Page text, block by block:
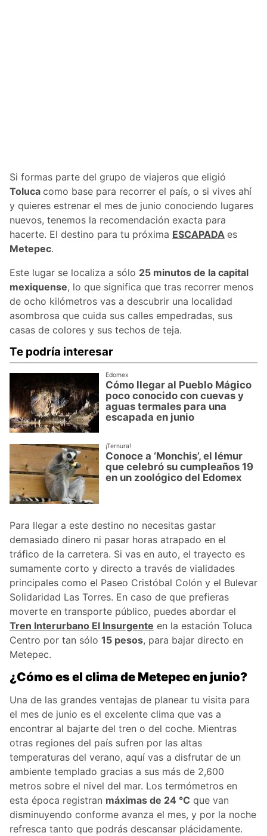
Si formas parte del grupo de viajeros que eligió
Toluca como base para recorrer el país, o si vives ahí
y quieres estrenar el mes de junio conociendo lugares
nuevos, tenemos la recomendación exacta para
hacerte. El destino para tu próxima ESCAPADA es
Metepec.
Este lugar se localiza a sólo 25 minutos de la capital
mexiquense, lo que significa que tras recorrer menos
de ocho kilómetros vas a descubrir una localidad
asombrosa que cuida sus calles empedradas, sus
casas de colores y sus techos de teja.
Te podría interesar
Edomex
Cómo llegar al Pueblo Mágico
poco conocido con cuevas y
aguas termales para una
escapada en junio
¡Ternura!
Conoce a ‘Monchis’, el lémur
que celebró su cumpleaños 19
en un zoológico del Edomex
Para llegar a este destino no necesitas gastar
demasiado dinero ni pasar horas atrapado en el
tráfico de la carretera. Si vas en auto, el trayecto es
sumamente corto y directo a través de vialidades
principales como el Paseo Cristóbal Colón y el Bulevar
Solidaridad Las Torres. En caso de que prefieras
moverte en transporte público, puedes abordar el
Tren Interurbano El Insurgente en la estación Toluca
Centro por tan sólo 15 pesos, para bajar directo en
Metepec.
¿Cómo es el clima de Metepec en junio?
Una de las grandes ventajas de planear tu visita para
el mes de junio es el excelente clima que vas a
encontrar al bajarte del tren o del coche. Mientras
otras regiones del país sufren por las altas
temperaturas del verano, aquí vas a disfrutar de un
ambiente templado gracias a sus más de 2,600
metros sobre el nivel del mar. Los termómetros en
esta época registran máximas de 24 °C que van
disminuyendo conforme avanza el mes, y por la noche
refresca tanto que podrás descansar plácidamente.